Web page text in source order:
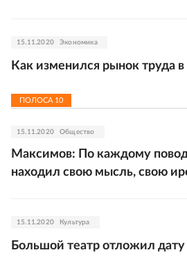
15.11.2020 Экономика
Как изменился рынок труда в
ПОЛОСА 10
15.11.2020 Общество
Максимов: По каждому
находил свою мысль, свою
15.11.2020 Культура
Большой театр отложил